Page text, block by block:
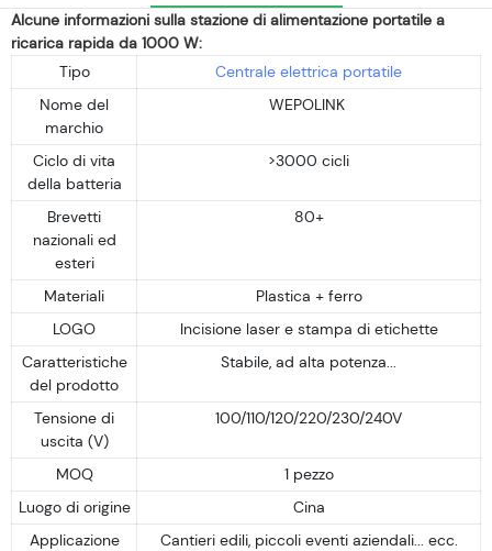
Alcune informazioni sulla stazione di alimentazione portatile a
ricarica rapida da 1000 W:
Tipo
Centrale elettrica portatile
Nome del
marchio
WEPOLINK
Ciclo di vita
della batteria
>3000 cicli
Brevetti
nazionali ed
esteri
80+
Materiali
Plastica + ferro
LOGO
Incisione laser e stampa di etichette
Caratteristiche
del prodotto
Stabile, ad alta potenza...
Tensione di
uscita (V)
100/110/120/220/230/240V
MOQ
1 pezzo
Luogo di origine
Cina
Applicazione
Cantieri edili, piccoli eventi aziendali... ecc.